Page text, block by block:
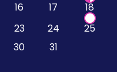
16 17
18
23 24
25
30 31